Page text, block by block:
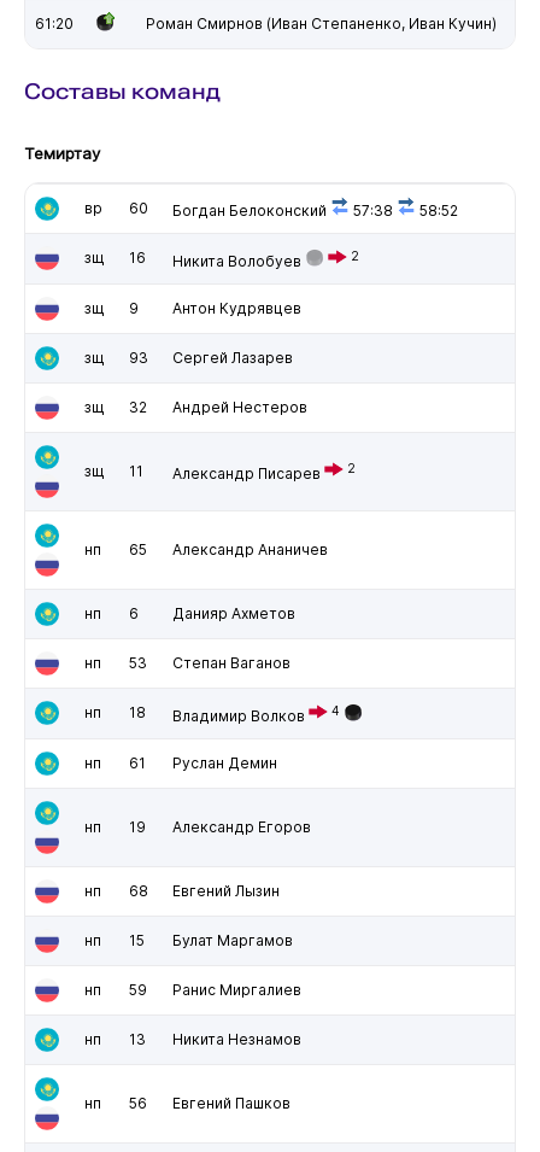
61:20 Роман Смирнов (Иван Степаненко, Иван Кучин)
Составы команд
Темиртау
вр 60 Богдан Белоконский 57:38 58:52
зщ 16 Никита Волобуев 2
зщ 9 Антон Кудрявцев
зщ 93 Сергей Лазарев
зщ 32 Андрей Нестеров
зщ 11 Александр Писарев 2
нп 65 Александр Ананичев
нп 6 Данияр Ахметов
нп 53 Степан Ваганов
нп 18 Владимир Волков 4
нп 61 Руслан Демин
нп 19 Александр Егоров
нп 68 Евгений Лызин
нп 15 Булат Маргамов
нп 59 Ранис Миргалиев
нп 13 Никита Незнамов
нп 56 Евгений Пашков